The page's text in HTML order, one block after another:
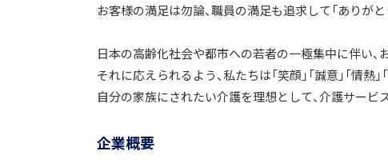
お客様の満足は勿論、職員の満足も追求して「ありが
日本の高齢化社会や都市への若者の一極集中に伴い
それに応えられるよう、私たちは「笑顔」「誠意」「情熱
自分の家族にされたい介護を理想として、介護サービ
企業概要